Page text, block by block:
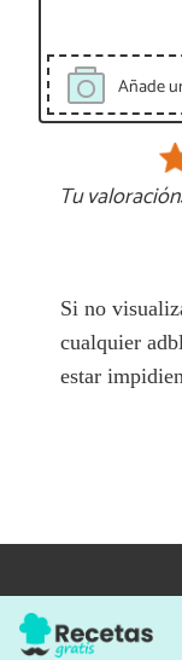
Añade
Tu valoración:
Si no
cualquier
estar